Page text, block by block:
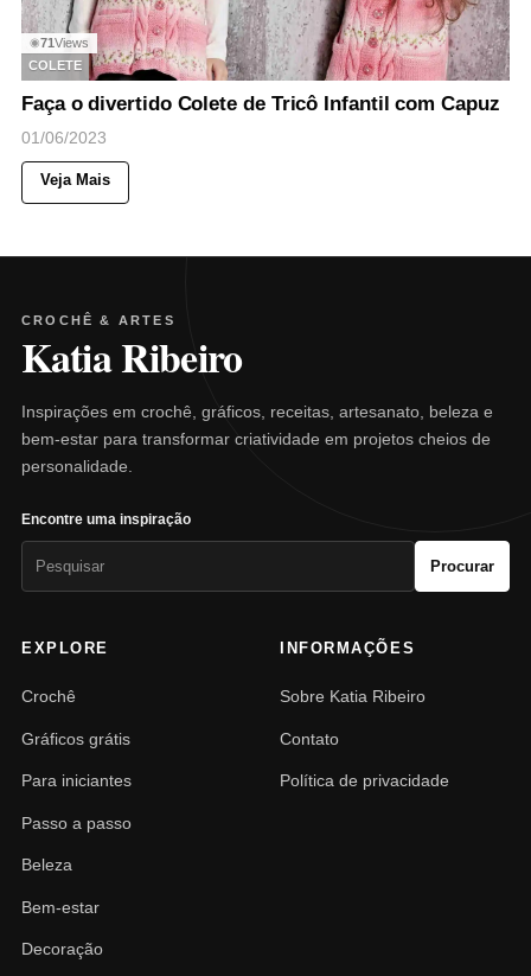
◉71Views
COLETE
Faça o divertido Colete de Tricô Infantil com Capuz
01/06/2023
Veja Mais
CROCHÊ & ARTES
Katia Ribeiro
Inspirações em crochê, gráficos, receitas, artesanato, beleza e
bem-estar para transformar criatividade em projetos cheios de
personalidade.
Encontre uma inspiração
Procurar
EXPLORE
Crochê
Gráficos grátis
Para iniciantes
Passo a passo
Beleza
Bem-estar
Decoração
INFORMAÇÕES
Sobre Katia Ribeiro
Contato
Política de privacidade